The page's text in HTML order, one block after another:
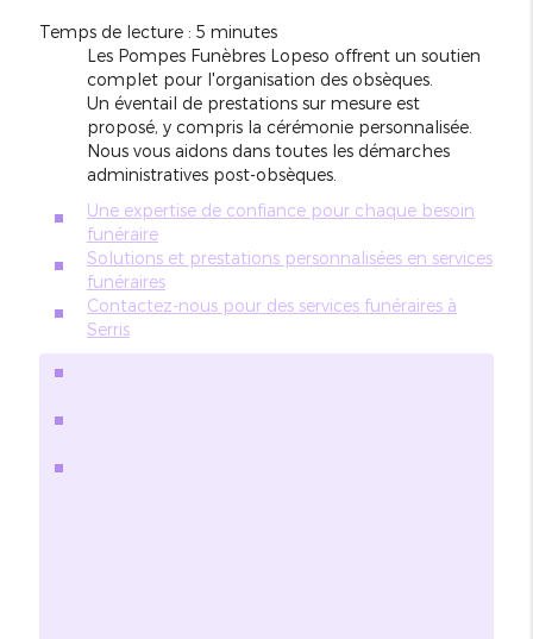
Temps de lecture : 5 minutes
Les Pompes Funèbres Lopeso offrent un soutien
complet pour l'organisation des obsèques.
Un éventail de prestations sur mesure est
proposé, y compris la cérémonie personnalisée.
Nous vous aidons dans toutes les démarches
administratives post-obsèques.
Une expertise de confiance pour chaque besoin
funéraire
Solutions et prestations personnalisées en services
funéraires
Contactez-nous pour des services funéraires à
Serris